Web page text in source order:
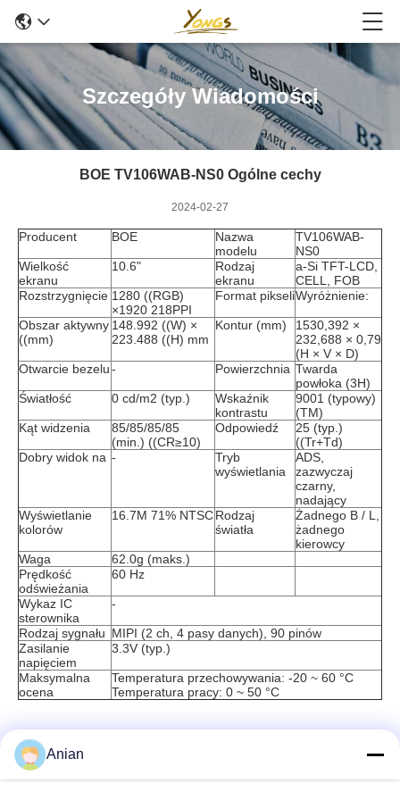
Szczegóły Wiadomości
BOE TV106WAB-NS0 Ogólne cechy
2024-02-27
Producent BOE
Nazwa
modelu
TV106WAB-
NS0
Wielkość
ekranu
10.6"
Rodzaj
ekranu
a-Si TFT-LCD,
CELL, FOB
Rozstrzygnięcie 1280 ((RGB)
×1920 218PPI
Format pikseliWyróżnienie:
Obszar aktywny
((mm)
148.992 ((W) ×
223.488 ((H) mm
Kontur (mm)
1530,392 ×
232,688 × 0,79
(H × V × D)
Otwarcie bezelu- Powierzchnia Twarda
powłoka (3H)
Światłość
0 cd/m2 (typ.)
Wskaźnik
kontrastu
9001 (typowy)
(TM)
Kąt widzenia
85/85/85/85
(min.) ((CR≥10)
Odpowiedź
25 (typ.)
((Tr+Td)
Dobry widok na -
Tryb
wyświetlania
ADS,
zazwyczaj
czarny,
nadający
Wyświetlanie
kolorów
16.7M 71% NTSCRodzaj
światła
Żadnego B / L,
żadnego
kierowcy
Waga
62.0g (maks.)
Prędkość
odświeżania
60 Hz
Wykaz IC
sterownika
-
Rodzaj sygnału MIPI (2 ch, 4 pasy danych), 90 pinów
Zasilanie
napięciem
3.3V (typ.)
Maksymalna
ocena
Temperatura przechowywania: -20 ~ 60 °C
Temperatura pracy: 0 ~ 50 °C
Anian